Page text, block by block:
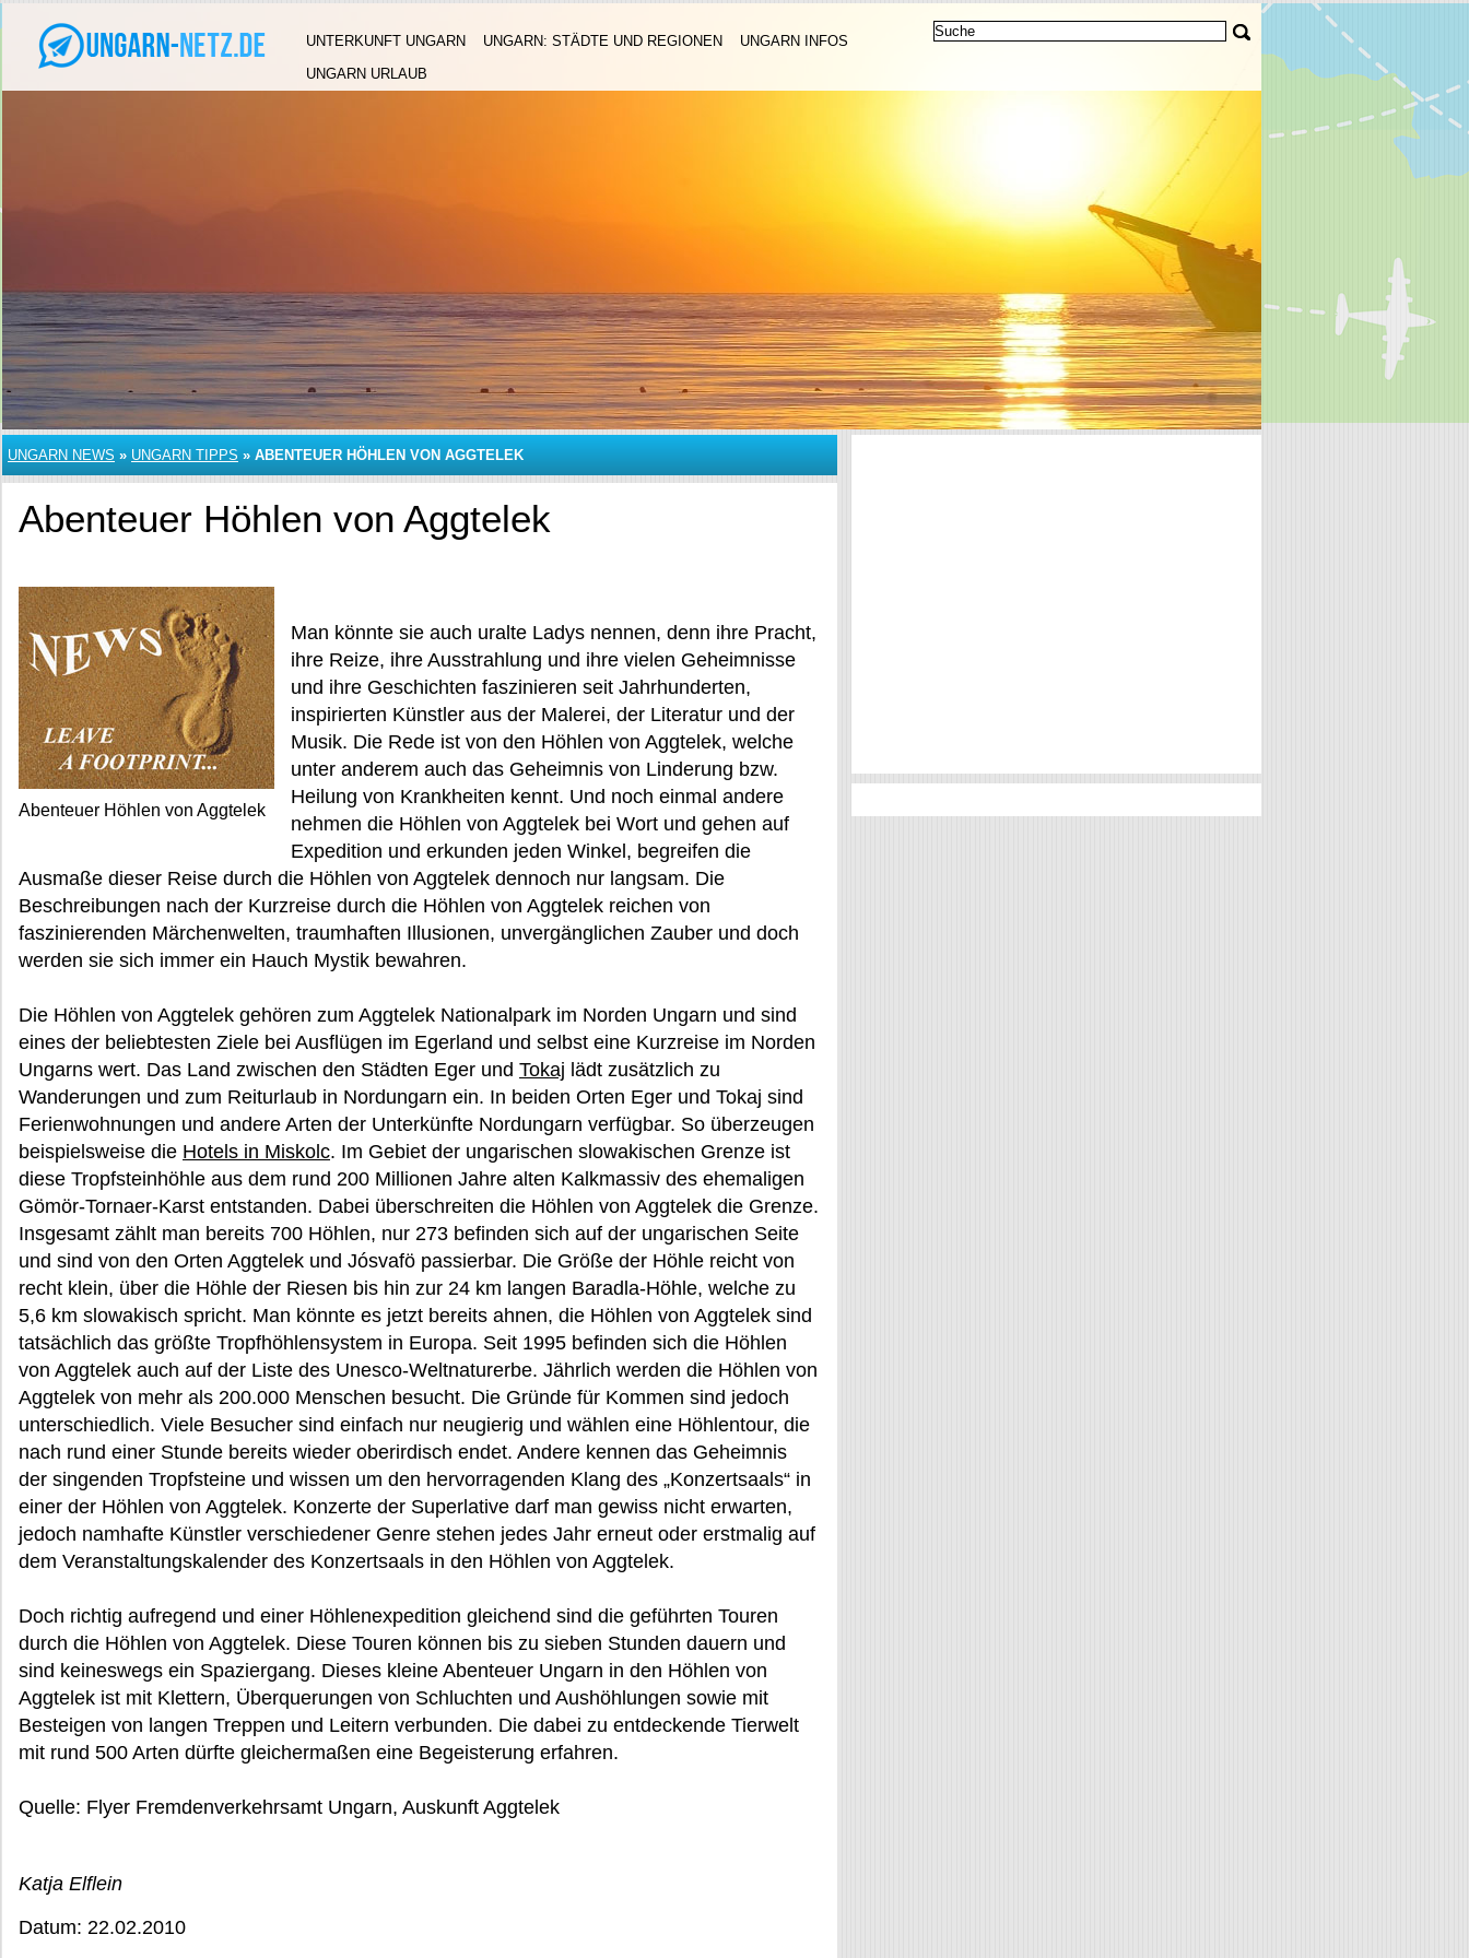
UNTERKUNFT UNGARN UNGARN: STÄDTE UND REGIONEN
UNGARN INFOS
UNGARN URLAUB
UNGARN NEWS » UNGARN TIPPS » ABENTEUER HÖHLEN VON AGGTELEK
Abenteuer Höhlen von Aggtelek
Abenteuer Höhlen von Aggtelek
Man könnte sie auch uralte Ladys nennen, denn ihre Pracht,
ihre Reize, ihre Ausstrahlung und ihre vielen Geheimnisse
und ihre Geschichten faszinieren seit Jahrhunderten,
inspirierten Künstler aus der Malerei, der Literatur und der
Musik. Die Rede ist von den Höhlen von Aggtelek, welche
unter anderem auch das Geheimnis von Linderung bzw.
Heilung von Krankheiten kennt. Und noch einmal andere
nehmen die Höhlen von Aggtelek bei Wort und gehen auf
Expedition und erkunden jeden Winkel, begreifen die
Ausmaße dieser Reise durch die Höhlen von Aggtelek dennoch nur langsam. Die
Beschreibungen nach der Kurzreise durch die Höhlen von Aggtelek reichen von
faszinierenden Märchenwelten, traumhaften Illusionen, unvergänglichen Zauber und doch
werden sie sich immer ein Hauch Mystik bewahren.
Die Höhlen von Aggtelek gehören zum Aggtelek Nationalpark im Norden Ungarn und sind
eines der beliebtesten Ziele bei Ausflügen im Egerland und selbst eine Kurzreise im Norden
Ungarns wert. Das Land zwischen den Städten Eger und Tokaj lädt zusätzlich zu
Wanderungen und zum Reiturlaub in Nordungarn ein. In beiden Orten Eger und Tokaj sind
Ferienwohnungen und andere Arten der Unterkünfte Nordungarn verfügbar. So überzeugen
beispielsweise die Hotels in Miskolc. Im Gebiet der ungarischen slowakischen Grenze ist
diese Tropfsteinhöhle aus dem rund 200 Millionen Jahre alten Kalkmassiv des ehemaligen
Gömör-Tornaer-Karst entstanden. Dabei überschreiten die Höhlen von Aggtelek die Grenze.
Insgesamt zählt man bereits 700 Höhlen, nur 273 befinden sich auf der ungarischen Seite
und sind von den Orten Aggtelek und Jósvafö passierbar. Die Größe der Höhle reicht von
recht klein, über die Höhle der Riesen bis hin zur 24 km langen Baradla-Höhle, welche zu
5,6 km slowakisch spricht. Man könnte es jetzt bereits ahnen, die Höhlen von Aggtelek sind
tatsächlich das größte Tropfhöhlensystem in Europa. Seit 1995 befinden sich die Höhlen
von Aggtelek auch auf der Liste des Unesco-Weltnaturerbe. Jährlich werden die Höhlen von
Aggtelek von mehr als 200.000 Menschen besucht. Die Gründe für Kommen sind jedoch
unterschiedlich. Viele Besucher sind einfach nur neugierig und wählen eine Höhlentour, die
nach rund einer Stunde bereits wieder oberirdisch endet. Andere kennen das Geheimnis
der singenden Tropfsteine und wissen um den hervorragenden Klang des „Konzertsaals“ in
einer der Höhlen von Aggtelek. Konzerte der Superlative darf man gewiss nicht erwarten,
jedoch namhafte Künstler verschiedener Genre stehen jedes Jahr erneut oder erstmalig auf
dem Veranstaltungskalender des Konzertsaals in den Höhlen von Aggtelek.
Doch richtig aufregend und einer Höhlenexpedition gleichend sind die geführten Touren
durch die Höhlen von Aggtelek. Diese Touren können bis zu sieben Stunden dauern und
sind keineswegs ein Spaziergang. Dieses kleine Abenteuer Ungarn in den Höhlen von
Aggtelek ist mit Klettern, Überquerungen von Schluchten und Aushöhlungen sowie mit
Besteigen von langen Treppen und Leitern verbunden. Die dabei zu entdeckende Tierwelt
mit rund 500 Arten dürfte gleichermaßen eine Begeisterung erfahren.
Quelle: Flyer Fremdenverkehrsamt Ungarn, Auskunft Aggtelek
Katja Elflein
Datum: 22.02.2010